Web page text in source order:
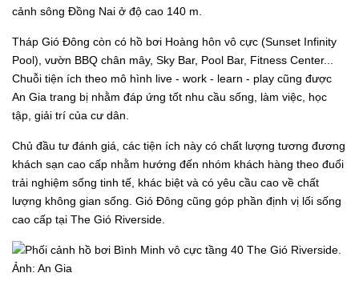
cảnh sông Đồng Nai ở độ cao 140 m.
Tháp Gió Đông còn có hồ bơi Hoàng hôn vô cực (Sunset Infinity
Pool), vườn BBQ chân mây, Sky Bar, Pool Bar, Fitness Center...
Chuỗi tiện ích theo mô hình live - work - learn - play cũng được
An Gia trang bị nhằm đáp ứng tốt nhu cầu sống, làm việc, học
tập, giải trí của cư dân.
Chủ đầu tư đánh giá, các tiện ích này có chất lượng tương đương
khách sạn cao cấp nhằm hướng đến nhóm khách hàng theo đuổi
trải nghiệm sống tinh tế, khác biệt và có yêu cầu cao về chất
lượng không gian sống. Gió Đông cũng góp phần định vị lối sống
cao cấp tại The Gió Riverside.